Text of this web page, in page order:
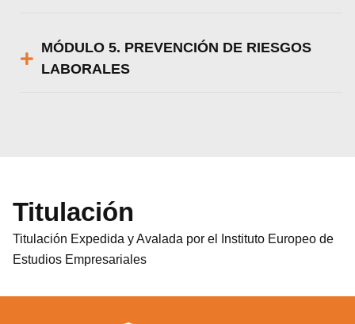
MÓDULO 5. PREVENCIÓN DE RIESGOS
LABORALES
Titulación
Titulación Expedida y Avalada por el Instituto Europeo de
Estudios Empresariales